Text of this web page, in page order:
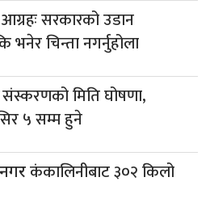
आग्रहः सरकारको उडान
भनेर चिन्ता नगर्नुहोला
संस्करणको मिति घोषणा,
५ सम्म हुने
कंकालिनीबाट ३०२ किलो